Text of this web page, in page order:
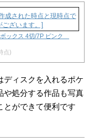
ックス 4切/7P ピンク
点)
ディスクを入れるポケ
や処分する作品も写真
とができて便利です